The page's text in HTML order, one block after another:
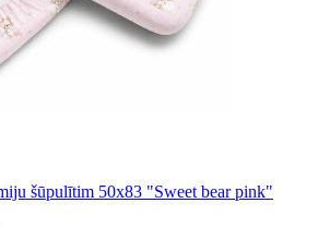
šūpulītim 50x83 "Sweet bear pink"